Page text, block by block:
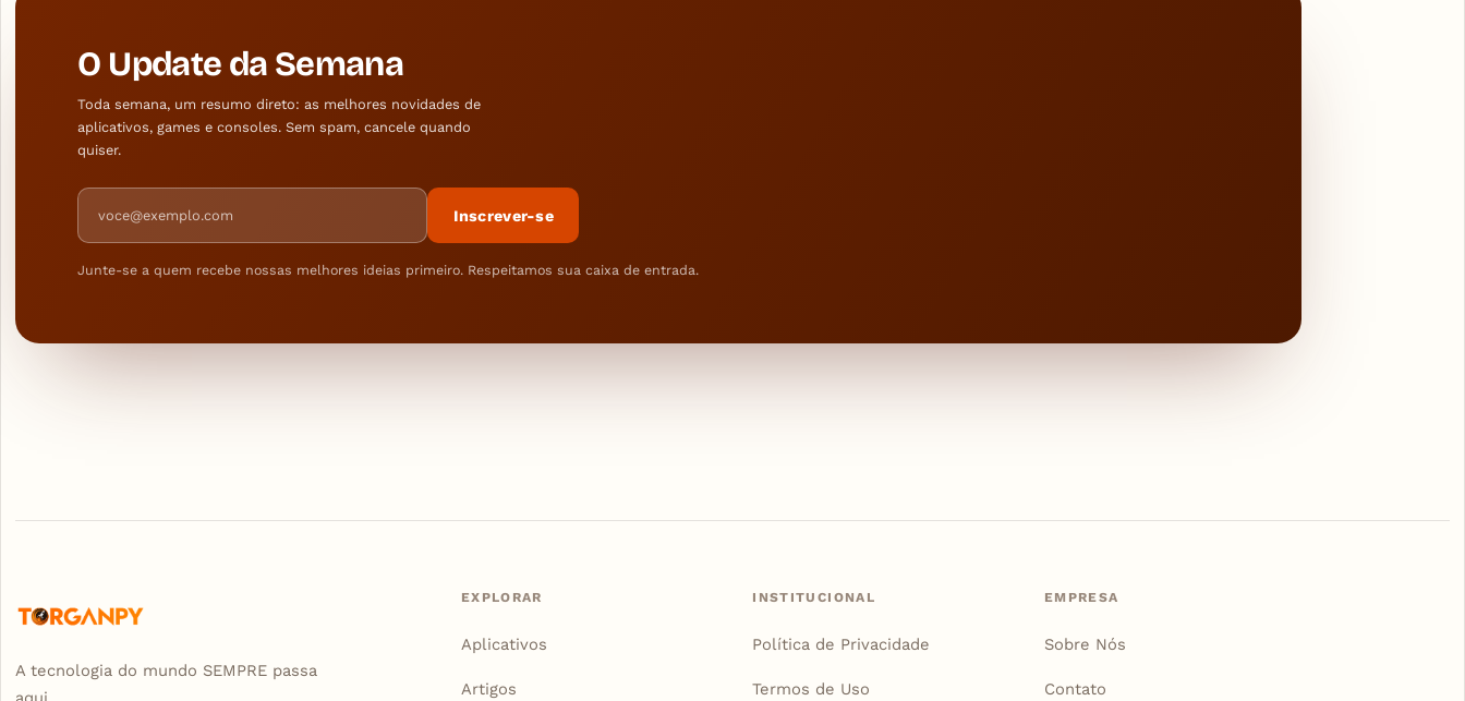
O Update da Semana
Toda semana, um resumo direto: as melhores novidades de
aplicativos, games e consoles. Sem spam, cancele quando
quiser.
Endereço de e-mail
Inscrever-se
Junte-se a quem recebe nossas melhores ideias primeiro. Respeitamos sua caixa de entrada.
A tecnologia do mundo SEMPRE passa
EXPLORAR
Aplicativos
Artigos
INSTITUCIONAL
Política de Privacidade
Termos de Uso
EMPRESA
Sobre Nós
Contato